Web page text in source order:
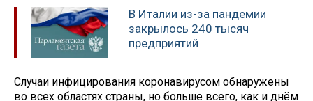
В Италии из-за пандемии
закрылось 240 тысяч
предприятий
Случаи инфицирования коронавирусом обнаружены
во всех областях страны, но больше всего, как и днём